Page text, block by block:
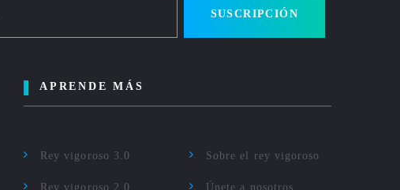
SUSCRIPCIÓN
APRENDE MÁS
Rey vigoroso 3.0
Rey vigoroso 2.0
Sobre el rey vigoroso
Únete a nosotros